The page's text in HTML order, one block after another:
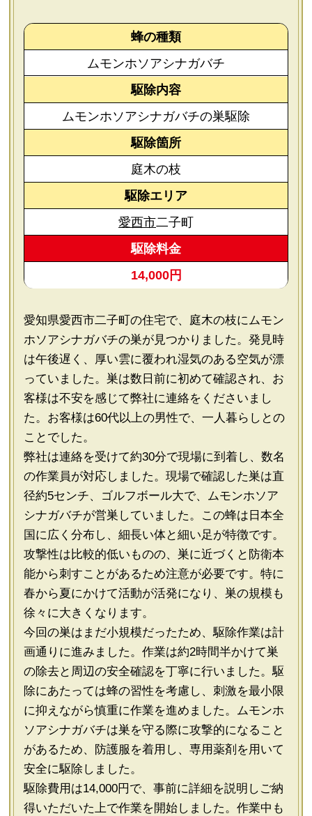
蜂の種類
ムモンホソアシナガバチ
駆除内容
ムモンホソアシナガバチの巣駆除
駆除箇所
庭木の枝
駆除エリア
愛西市二子町
駆除料金
14,000円
愛知県愛西市二子町の住宅で、庭木の枝にムモン
ホソアシナガバチの巣が見つかりました。発見時
は午後遅く、厚い雲に覆われ湿気のある空気が漂
っていました。巣は数日前に初めて確認され、お
客様は不安を感じて弊社に連絡をくださいまし
た。お客様は60代以上の男性で、一人暮らしとの
ことでした。
弊社は連絡を受けて約30分で現場に到着し、数名
の作業員が対応しました。現場で確認した巣は直
径約5センチ、ゴルフボール大で、ムモンホソア
シナガバチが営巣していました。この蜂は日本全
国に広く分布し、細長い体と細い足が特徴です。
攻撃性は比較的低いものの、巣に近づくと防衛本
能から刺すことがあるため注意が必要です。特に
春から夏にかけて活動が活発になり、巣の規模も
徐々に大きくなります。
今回の巣はまだ小規模だったため、駆除作業は計
画通りに進みました。作業は約2時間半かけて巣
の除去と周辺の安全確認を丁寧に行いました。駆
除にあたっては蜂の習性を考慮し、刺激を最小限
に抑えながら慎重に作業を進めました。ムモンホ
ソアシナガバチは巣を守る際に攻撃的になること
があるため、防護服を着用し、専用薬剤を用いて
安全に駆除しました。
駆除費用は14,000円で、事前に詳細を説明しご納
得いただいた上で作業を開始しました。作業中も